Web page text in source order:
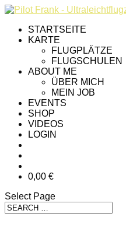
STARTSEITE
KARTE
FLUGPLÄTZE
FLUGSCHULEN
ABOUT ME
ÜBER MICH
MEIN JOB
EVENTS
SHOP
VIDEOS
LOGIN
0,00 €
Select Page